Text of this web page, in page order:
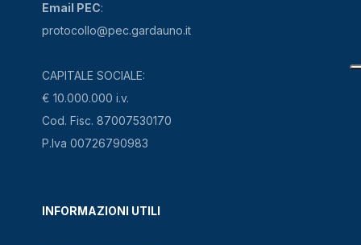
Email PEC:
protocollo@pec.gardauno.it
CAPITALE SOCIALE:
€ 10.000.000 i.v.
Cod. Fisc. 87007530170
P.Iva 00726790983
INFORMAZIONI UTILI